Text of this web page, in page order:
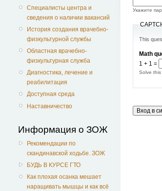
Специалисты центра и
сведения о наличии вакансий
История создания врачебно-
физкультурной службы
Областная врачебно-
физкультурная служба
Диагностика, лечение и
реабилитация
Доступная среда
Наставничество
Информация о ЗОЖ
Рекомендации по
скандинавской ходьбе. ЗОЖ
БУДЬ В КУРСЕ ГТО
Как плохая осанка мешает
наращивать мышцы и как всё
Укажите
This
Math
1 + 1 =
Solve